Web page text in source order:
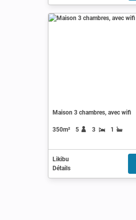
Maison 3 chambres, avec wifi
350m² 5 3 1
Likibu
Détails